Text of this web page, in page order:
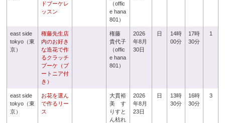
ドブーケレ
ッスン
（offic
e hana
801）
east side
tokyo（東
京）
権藤先生店
内のお好き
な造花で作
るクラッチ
ブーケ（ブ
ートニア付
き）
権藤
貴代子
（offic
e hana
801）
2026
年8月
30日
日
14時
00分
17時
30分
1
east side
tokyo（東
京）
お花を選ん
で作るリー
ス
大貫裕
美 す
りすと
ん枯れ
2026
年8月
23日
日
13時
30分
16時
30分
3